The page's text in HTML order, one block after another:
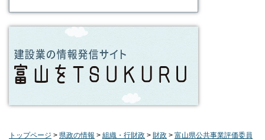
トップページ > 県政の情報 > 組織・行財政 > 財政 > 富山県公共事業評価委員